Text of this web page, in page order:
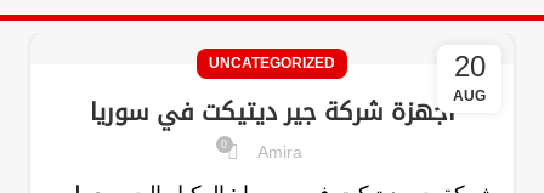
20
AUG
UNCATEGORIZED
اجهزة شركة جير ديتيكت في سوريا
Amira
0